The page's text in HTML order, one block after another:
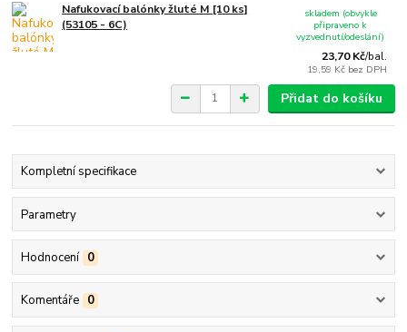
Nafukovací balónky žluté M [10 ks]
(53105 - 6C)
23,70 Kč/bal.
19,59 Kč bez DPH
skladem (obvykle
připraveno k
vyzvednutí/odeslání)
Přidat do košíku
Kompletní specifikace
Parametry
Hodnocení 0
Komentáře 0